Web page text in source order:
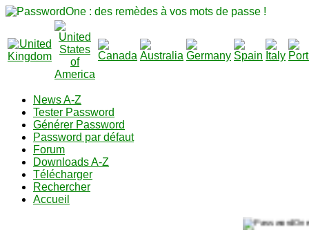
News A-Z
Tester Password
Générer Password
Password par défaut
Forum
Downloads A-Z
Télécharger
Rechercher
Accueil